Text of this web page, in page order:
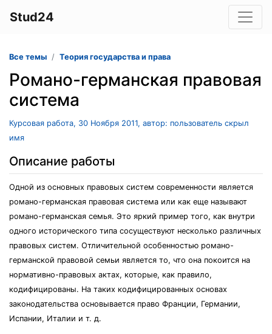
Stud24
Все темы Теория государства и права
Романо-германская правовая
система
Курсовая работа, 30 Ноября 2011, автор: пользователь скрыл
имя
Описание работы
Одной из основных правовых систем современности является
романо-германская правовая система или как еще называют
романо-германская семья. Это яркий пример того, как внутри
одного исторического типа сосуществуют несколько различных
правовых систем. Отличительной особенностью романо-
германской правовой семьи является то, что она покоится на
нормативно-правовых актах, которые, как правило,
кодифицированы. На таких кодифицированных основах
законодательства основывается право Франции, Германии,
Испании, Италии и т. д.